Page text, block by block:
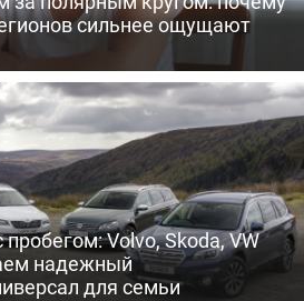
сильнее ощущают
Volvo, Skoda, VW
надежный
для семьи